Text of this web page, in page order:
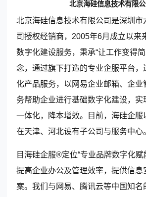
全国统一客服热线
400-163-1163
北京海硅信息技术有限公
北京海硅信息技术有限公司是深圳市
司授权经销商，2005年6月成立以来
数字化建设服务，秉承“让工作变得
念，通过旗下打造的专业企服平台，
化产品服务，以网易企业邮箱、企业
务帮助企业进行基础数字化建设，实
一体化，降本增效。目前，海硅企服
在天津、河北设有子公司与服务中心
目海硅企服®️定位“专业品牌数字化赋
提高企业办公及管理效率，提供信息
案。我们与网易、腾讯云等中国知名